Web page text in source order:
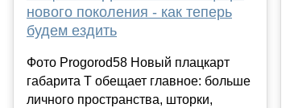
нового поколения - как теперь
будем ездить
Фото Progorod58 Новый плацкарт
габарита Т обещает главное: больше
личного пространства, шторки,